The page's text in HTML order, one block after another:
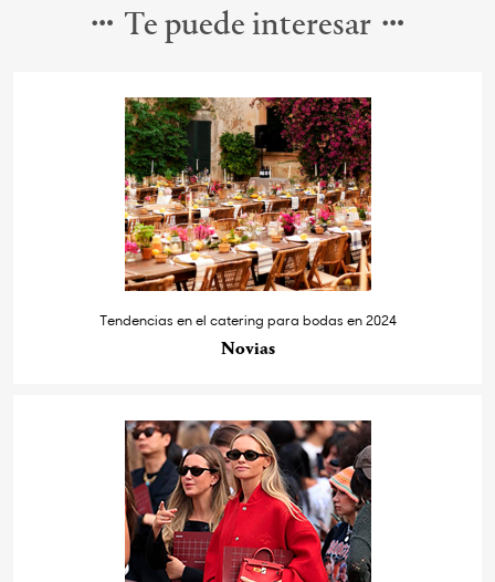
Te puede interesar
Tendencias en el catering para bodas en 2024
Novias